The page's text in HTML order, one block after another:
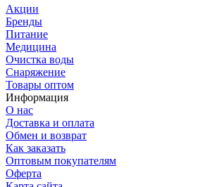
Акции
Бренды
Питание
Медицина
Очистка воды
Снаряжение
Товары оптом
Информация
О нас
Доставка и оплата
Обмен и возврат
Как заказать
Оптовым покупателям
Оферта